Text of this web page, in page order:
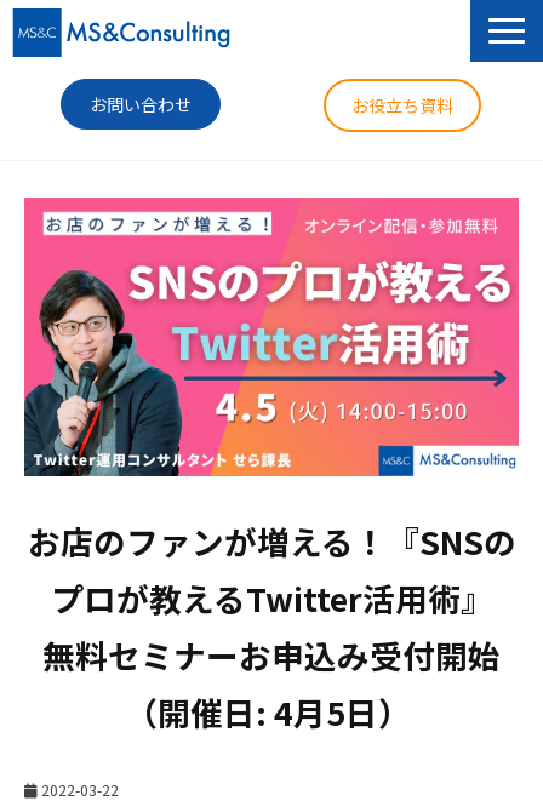
お問い合わせ お役立ち資料
セミナー
導入事例
コラム
ニュース
企業情報
お店のファンが増える！『SNSの
プロが教えるTwitter活用術』
無料セミナーお申込み受付開始
（開催日: 4月5日）
2022-03-22